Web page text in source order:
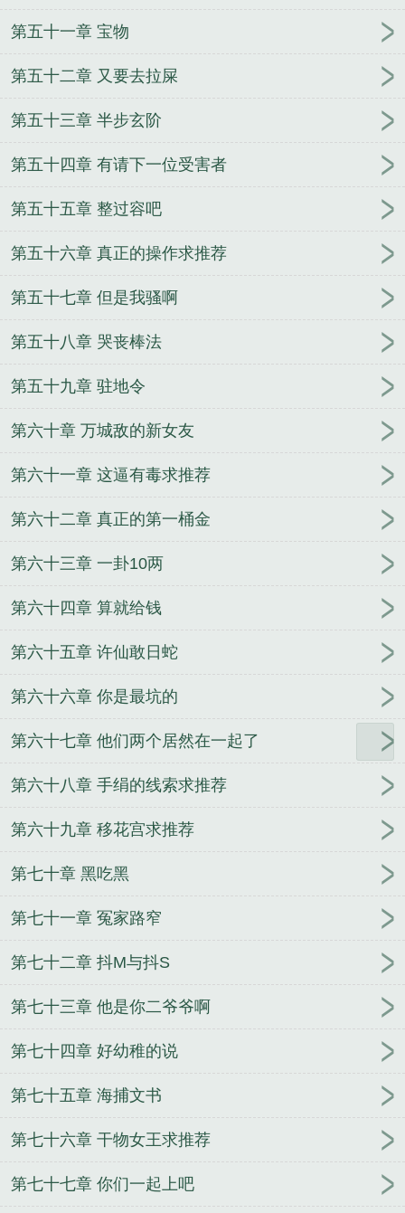
第五十一章 宝物
第五十二章 又要去拉屎
第五十三章 半步玄阶
第五十四章 有请下一位受害者
第五十五章 整过容吧
第五十六章 真正的操作求推荐
第五十七章 但是我骚啊
第五十八章 哭丧棒法
第五十九章 驻地令
第六十章 万城敌的新女友
第六十一章 这逼有毒求推荐
第六十二章 真正的第一桶金
第六十三章 一卦10两
第六十四章 算就给钱
第六十五章 许仙敢日蛇
第六十六章 你是最坑的
第六十七章 他们两个居然在一起了
第六十八章 手绢的线索求推荐
第六十九章 移花宫求推荐
第七十章 黑吃黑
第七十一章 冤家路窄
第七十二章 抖M与抖S
第七十三章 他是你二爷爷啊
第七十四章 好幼稚的说
第七十五章 海捕文书
第七十六章 干物女王求推荐
第七十七章 你们一起上吧